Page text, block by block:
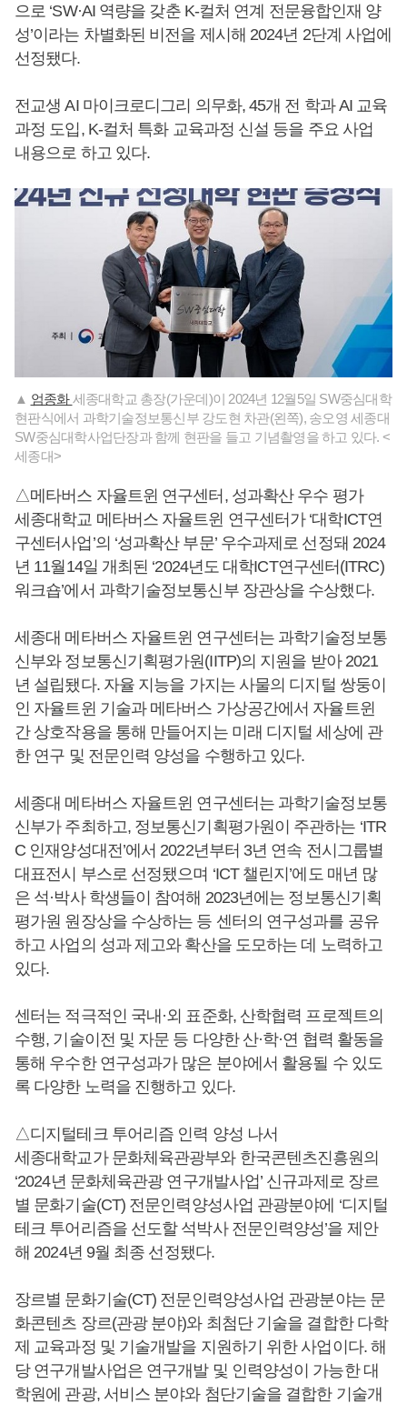
으로 ‘SW·AI 역량을 갖춘 K-컬처 연계 전문융합인재 양
성’이라는 차별화된 비전을 제시해 2024년 2단계 사업에
선정됐다.
전교생 AI 마이크로디그리 의무화, 45개 전 학과 AI 교육
과정 도입, K-컬처 특화 교육과정 신설 등을 주요 사업
내용으로 하고 있다.
▲ 엄종화세종대학교 총장(가운데)이 2024년 12월5일 SW중심대학
현판식에서 과학기술정보통신부 강도현 차관(왼쪽), 송오영 세종대
SW중심대학사업단장과 함께 현판을 들고 기념촬영을 하고 있다. <
세종대>
△메타버스 자율트윈 연구센터, 성과확산 우수 평가
세종대학교 메타버스 자율트윈 연구센터가 ‘대학ICT연
구센터사업’의 ‘성과확산 부문’ 우수과제로 선정돼 2024
년 11월14일 개최된 ‘2024년도 대학ICT연구센터(ITRC)
워크숍’에서 과학기술정보통신부 장관상을 수상했다.
세종대 메타버스 자율트윈 연구센터는 과학기술정보통
신부와 정보통신기획평가원(IITP)의 지원을 받아 2021
년 설립됐다. 자율 지능을 가지는 사물의 디지털 쌍둥이
인 자율트윈 기술과 메타버스 가상공간에서 자율트윈
간 상호작용을 통해 만들어지는 미래 디지털 세상에 관
한 연구 및 전문인력 양성을 수행하고 있다.
세종대 메타버스 자율트윈 연구센터는 과학기술정보통
신부가 주최하고, 정보통신기획평가원이 주관하는 ‘ITR
C 인재양성대전’에서 2022년부터 3년 연속 전시그룹별
대표전시 부스로 선정됐으며 ‘ICT 챌린지’에도 매년 많
은 석·박사 학생들이 참여해 2023년에는 정보통신기획
평가원 원장상을 수상하는 등 센터의 연구성과를 공유
하고 사업의 성과 제고와 확산을 도모하는 데 노력하고
있다.
센터는 적극적인 국내·외 표준화, 산학협력 프로젝트의
수행, 기술이전 및 자문 등 다양한 산·학·연 협력 활동을
통해 우수한 연구성과가 많은 분야에서 활용될 수 있도
록 다양한 노력을 진행하고 있다.
△디지털테크 투어리즘 인력 양성 나서
세종대학교가 문화체육관광부와 한국콘텐츠진흥원의
‘2024년 문화체육관광 연구개발사업’ 신규과제로 장르
별 문화기술(CT) 전문인력양성사업 관광분야에 ‘디지털
테크 투어리즘을 선도할 석박사 전문인력양성’을 제안
해 2024년 9월 최종 선정됐다.
장르별 문화기술(CT) 전문인력양성사업 관광분야는 문
화콘텐츠 장르(관광 분야)와 최첨단 기술을 결합한 다학
제 교육과정 및 기술개발을 지원하기 위한 사업이다. 해
당 연구개발사업은 연구개발 및 인력양성이 가능한 대
학원에 관광, 서비스 분야와 첨단기술을 결합한 기술개